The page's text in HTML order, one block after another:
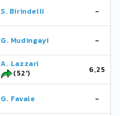
S. Birindelli -
G. Mudingayi -
A. Lazzari
(52')
6,25
G. Favale -